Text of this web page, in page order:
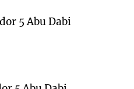
5 Abu Dabi